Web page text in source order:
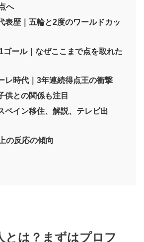
へ
表歴｜五輪と2度のワールドカッ
ゴール｜なぜここまで点を取れた
レ時代｜3年連続得点王の衝撃
供との関係も注目
ペイン移住、解説、テレビ出
の反応の傾向
とは？まずはプロフ